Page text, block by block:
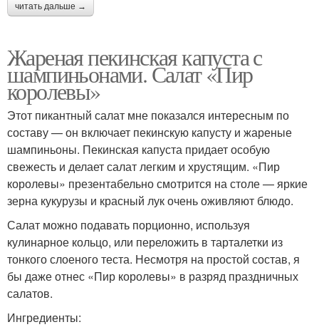
читать дальше →
Жареная пекинская капуста с
шампиньонами. Салат «Пир
королевы»
Этот пикантный салат мне показался интересным по
составу — он включает пекинскую капусту и жареные
шампиньоны. Пекинская капуста придает особую
свежесть и делает салат легким и хрустящим. «Пир
королевы» презентабельно смотрится на столе — яркие
зерна кукурузы и красный лук очень оживляют блюдо.
Салат можно подавать порционно, используя
кулинарное кольцо, или переложить в тарталетки из
тонкого слоеного теста. Несмотря на простой состав, я
бы даже отнес «Пир королевы» в разряд праздничных
салатов.
Ингредиенты: